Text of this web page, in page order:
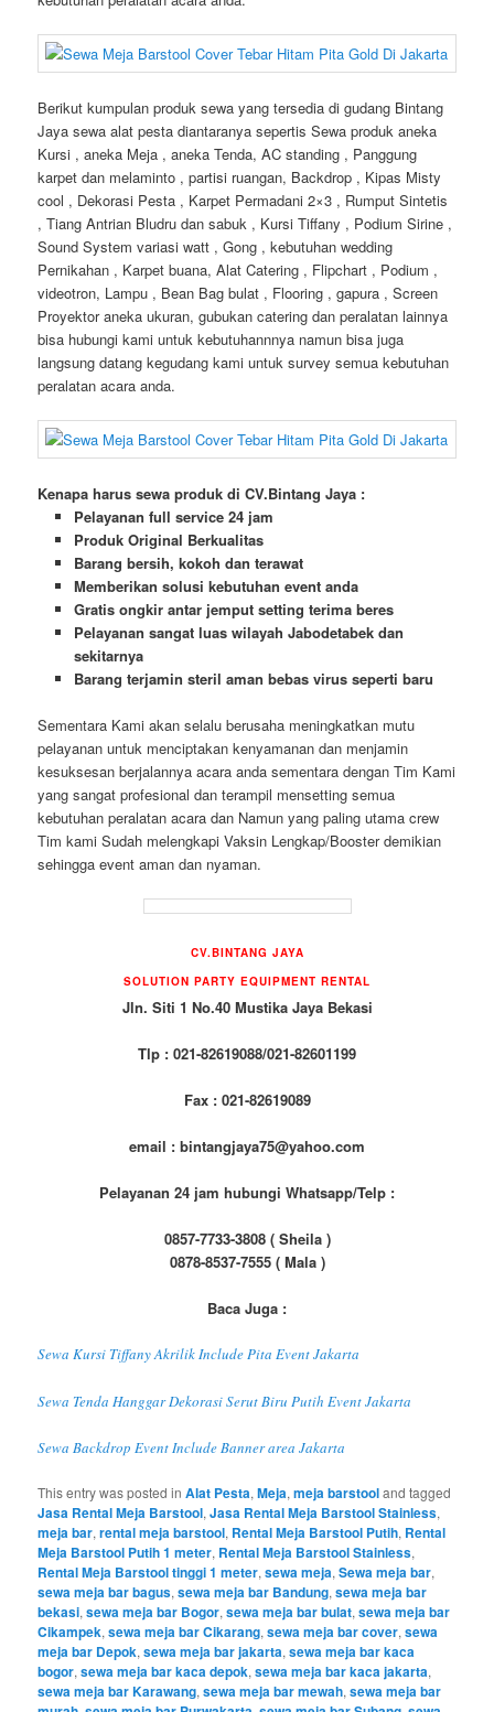
Berikut kumpulan produk sewa yang tersedia di gudang Bintang
Jaya sewa alat pesta diantaranya sepertis Sewa produk aneka
Kursi , aneka Meja , aneka Tenda, AC standing , Panggung
karpet dan melaminto , partisi ruangan, Backdrop , Kipas Misty
cool , Dekorasi Pesta , Karpet Permadani 2×3 , Rumput Sintetis
, Tiang Antrian Bludru dan sabuk , Kursi Tiffany , Podium Sirine ,
Sound System variasi watt , Gong , kebutuhan wedding
Pernikahan , Karpet buana, Alat Catering , Flipchart , Podium ,
videotron, Lampu , Bean Bag bulat , Flooring , gapura , Screen
Proyektor aneka ukuran, gubukan catering dan peralatan lainnya
bisa hubungi kami untuk kebutuhannnya namun bisa juga
langsung datang kegudang kami untuk survey semua kebutuhan
peralatan acara anda.
Kenapa harus sewa produk di CV.Bintang Jaya :
Pelayanan full service 24 jam
Produk Original Berkualitas
Barang bersih, kokoh dan terawat
Memberikan solusi kebutuhan event anda
Gratis ongkir antar jemput setting terima beres
Pelayanan sangat luas wilayah Jabodetabek dan
sekitarnya
Barang terjamin steril aman bebas virus seperti baru
Sementara Kami akan selalu berusaha meningkatkan mutu
pelayanan untuk menciptakan kenyamanan dan menjamin
kesuksesan berjalannya acara anda sementara dengan Tim Kami
yang sangat profesional dan terampil mensetting semua
kebutuhan peralatan acara dan Namun yang paling utama crew
Tim kami Sudah melengkapi Vaksin Lengkap/Booster demikian
sehingga event aman dan nyaman.
CV.BINTANG JAYA
SOLUTION PARTY EQUIPMENT RENTAL
Jln. Siti 1 No.40 Mustika Jaya Bekasi
Tlp : 021-82619088/021-82601199
Fax : 021-82619089
email : bintangjaya75@yahoo.com
Pelayanan 24 jam hubungi Whatsapp/Telp :
0857-7733-3808 ( Sheila )
0878-8537-7555 ( Mala )
Baca Juga :
Sewa Kursi Tiffany Akrilik Include Pita Event Jakarta
Sewa Tenda Hanggar Dekorasi Serut Biru Putih Event Jakarta
Sewa Backdrop Event Include Banner area Jakarta
This entry was posted inAlat Pesta,Meja,meja barstooland tagged
Jasa Rental Meja Barstool,Jasa Rental Meja Barstool Stainless,
meja bar,rental meja barstool, Rental Meja Barstool Putih, Rental
Meja Barstool Putih 1 meter, Rental Meja Barstool Stainless,
Rental Meja Barstool tinggi 1 meter,sewa meja,Sewa meja bar,
sewa meja bar bagus,sewa meja bar Bandung,sewa meja bar
bekasi,sewa meja bar Bogor,sewa meja bar bulat,sewa meja bar
Cikampek,sewa meja bar Cikarang,sewa meja bar cover,sewa
meja bar Depok,sewa meja bar jakarta,sewa meja bar kaca
bogor,sewa meja bar kaca depok,sewa meja bar kaca jakarta,
sewa meja bar Karawang,sewa meja bar mewah,sewa meja bar